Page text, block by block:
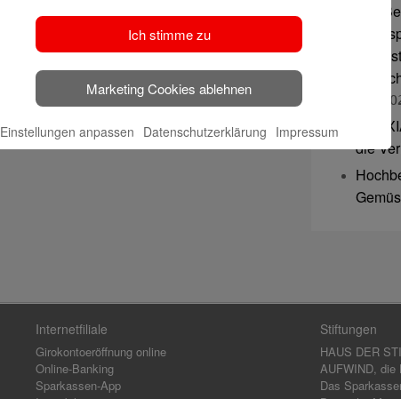
und
Juli
die
Internetfiliale
Girokontoeröffnung online
Online-Banking
Sparkassen-App
Stiftungen
HAUS DER
AUFWIND, die
Das
Ich stimme zu
Marketing Cookies ablehnen
Einstellungen anpassen Datenschutzerklärung Impressum